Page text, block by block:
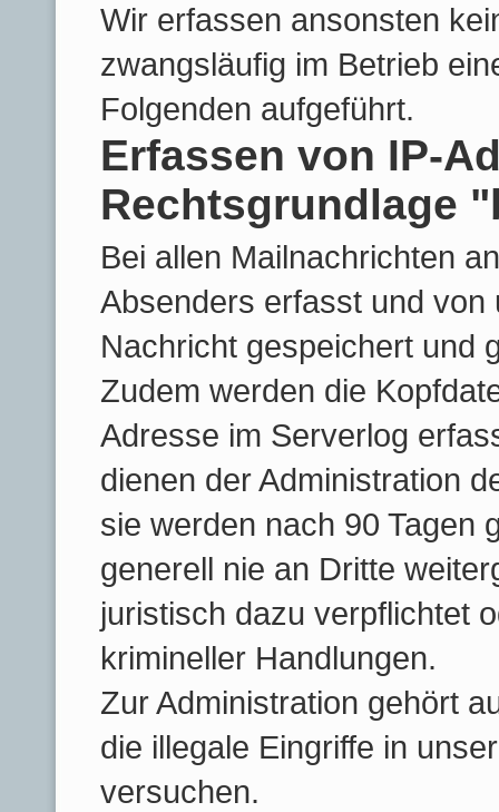
Wir erfassen ansonsten
zwangsläufig im Betrieb
Folgenden aufgeführt.
Erfassen von IP-
Rechtsgrundlage
Bei allen Mailnachrichten
Absenders erfasst und von
Nachricht gespeichert und
Zudem werden die
Adresse im Serverlog
dienen der Administration
sie werden nach 90 Tagen
generell nie an Dritte
juristisch dazu verpflichtet
krimineller Handlungen.
Zur Administration gehört
die illegale Eingriffe in
versuchen.